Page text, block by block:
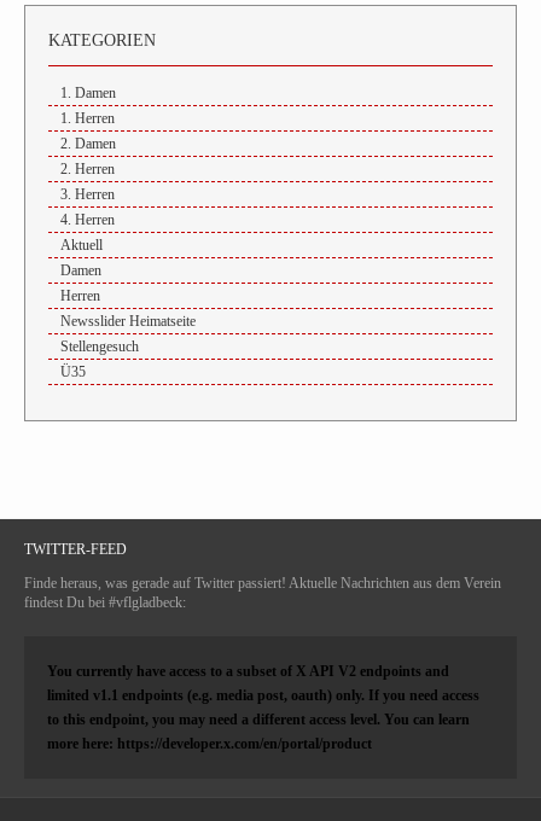
KATEGORIEN
1. Damen
1. Herren
2. Damen
2. Herren
3. Herren
4. Herren
Aktuell
Damen
Herren
Newsslider Heimatseite
Stellengesuch
Ü35
TWITTER-FEED
Finde heraus, was gerade auf Twitter passiert! Aktuelle Nachrichten aus dem Verein
findest Du bei #vflgladbeck:
You currently have access to a subset of X API V2 endpoints and
limited v1.1 endpoints (e.g. media post, oauth) only. If you need access
to this endpoint, you may need a different access level. You can learn
more here: https://developer.x.com/en/portal/product